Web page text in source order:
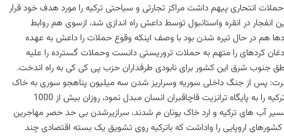
حملات انتحاری پیهم داشت مراکز تجارتی و سیاحتی ترکیه را مورد هدف خود قرار
انفجار در انقره واستانبول توسط داعش راه اندازی شد، ازسوی هم روابط
هم در حال تیره شدن بود با وصف اینکه وقوع حملات را داعش به عهده
کردهای را متهم به حملات تروریستی دانست وحملات گسترده را علیه
جنوب شرق این کشور برای نابودی طرفداران حزب پی کی کی به راه اندخت.
پس از جنگ داخلی سوریه وسراریز شدن سه میلیون پناهجو سوری به خاک
این کشور، ترکیه را به پایگاه ترانزیت قاچاقبران انسان مبدل نمود، روزان بیش از 1000
آب های ترکیه و ارد خاک یونان م شدند، سرازیرشدن بی حد حصر مهاجرین
کشورهای اروپایی را واداشت که باترکیه روی تشویق یک بسته اقتصادی چند